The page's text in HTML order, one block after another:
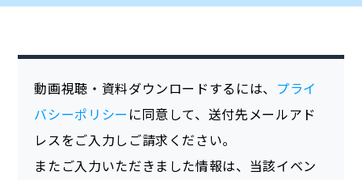
動画視聴・資料ダウンロードするには、 プライ
バシーポリシー に同意して、送付先メールアド
レスをご入力しご請求ください。
またご入力いただきました情報は、当該イベン